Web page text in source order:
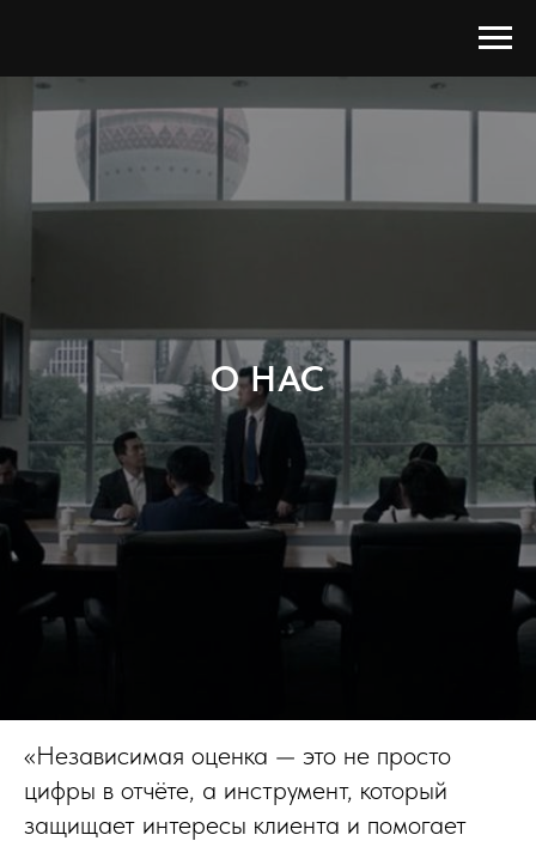
О НАС
«Независимая оценка — это не просто
цифры в отчёте, а инструмент, который
защищает интересы клиента и помогает